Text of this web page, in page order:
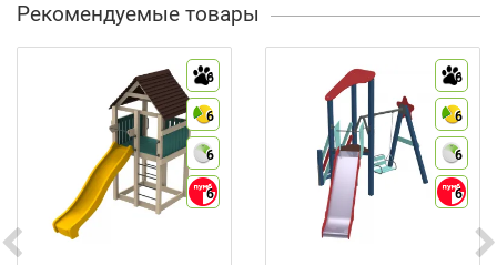
Рекомендуемые товары
6
6
6
6
6
6
6
6